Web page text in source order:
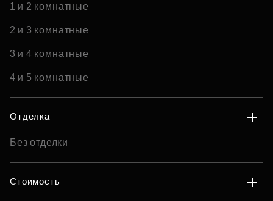
1 и 2 комнатные
2 и 3 комнатные
3 и 4 комнатные
4 и 5 комнатные
Отделка
Без отделки
Стоимость